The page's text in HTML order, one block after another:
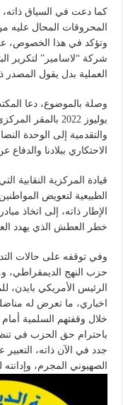
كما دعت في السياق
وتؤكد في هذا الخصوص،
شركة “لاسامير” لتكرير
العملية بدل يقول المصدر
يوليوز 2022
والتقدمية إلى الوحدة
الاحتكاري ببلادنا
قيادة المركزية النقابية
الطبيعية لتعويض
الإطار ذاته، إلى اتخاذ
خطر العطش الذي يهدد
وفي توقفه على حالات
حزب النهج الديمقراطي،
الرئيس الأمريكي بايدن،
اخباري، ما تعرض له
خلال وقفتهم السلمية
باحترام حق الحزب في
جدد في الآن ذاته،
الصهيوني المجرم،